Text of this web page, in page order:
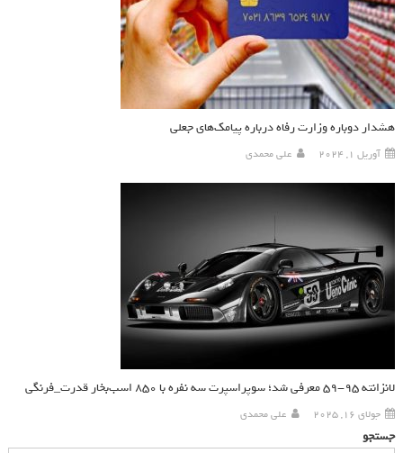
هشدار دوباره وزارت رفاه درباره پیامک‌های جعلی
آوریل 1, 2024 علی محمدی
لانزانته ۹۵-۵۹ معرفی شد؛ سوپراسپرت سه نفره با ۸۵۰ اسب‌بخار قدرت_فرنگی
جولای 16, 2025 علی محمدی
جستجو